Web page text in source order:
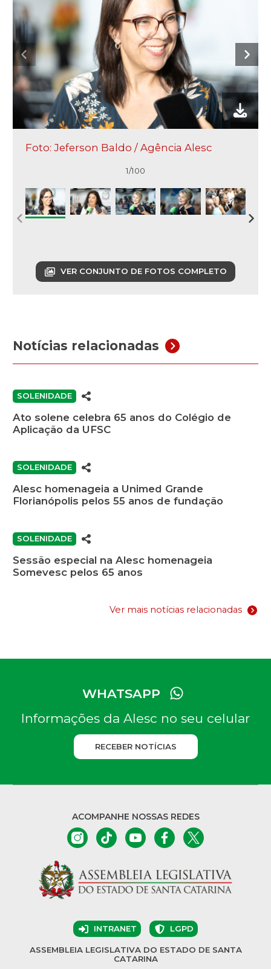
Foto: Jeferson Baldo / Agência Alesc
1/100
VER CONJUNTO DE FOTOS COMPLETO
Notícias relacionadas
SOLENIDADE
Ato solene celebra 65 anos do Colégio de
Aplicação da UFSC
SOLENIDADE
Alesc homenageia a Unimed Grande
Florianópolis pelos 55 anos de fundação
SOLENIDADE
Sessão especial na Alesc homenageia
Somevesc pelos 65 anos
Ver mais notícias relacionadas
WHATSAPP
Informações da Alesc no seu celular
RECEBER NOTÍCIAS
ACOMPANHE NOSSAS REDES
INTRANET LGPD
ASSEMBLEIA LEGISLATIVA DO ESTADO DE SANTA
CATARINA